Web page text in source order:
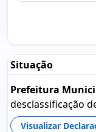
Situação
Prefeitura
desclassificação
Visualizar